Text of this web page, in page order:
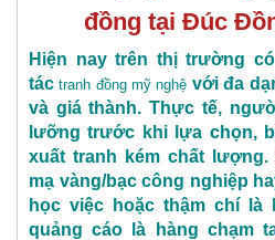
đồng tại Đúc
Hiện nay trên thị trường
táctranh đồng mỹ nghệ với đa
và giá thành. Thực tế,
lưỡng trước khi lựa chọn,
xuất tranh kém chất
mạ vàng/bạc công nghiệp
học việc hoặc thậm chí là
quảng cáo là hàng chạm